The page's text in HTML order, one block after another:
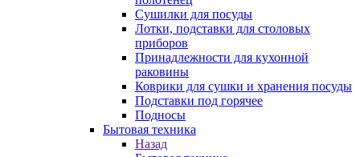
Сушилки для посуды
Лотки, подставки для столовых
приборов
Принадлежности для кухонной
раковины
Коврики для сушки и хранения посуды
Подставки под горячее
Подносы
Бытовая техника
Назад